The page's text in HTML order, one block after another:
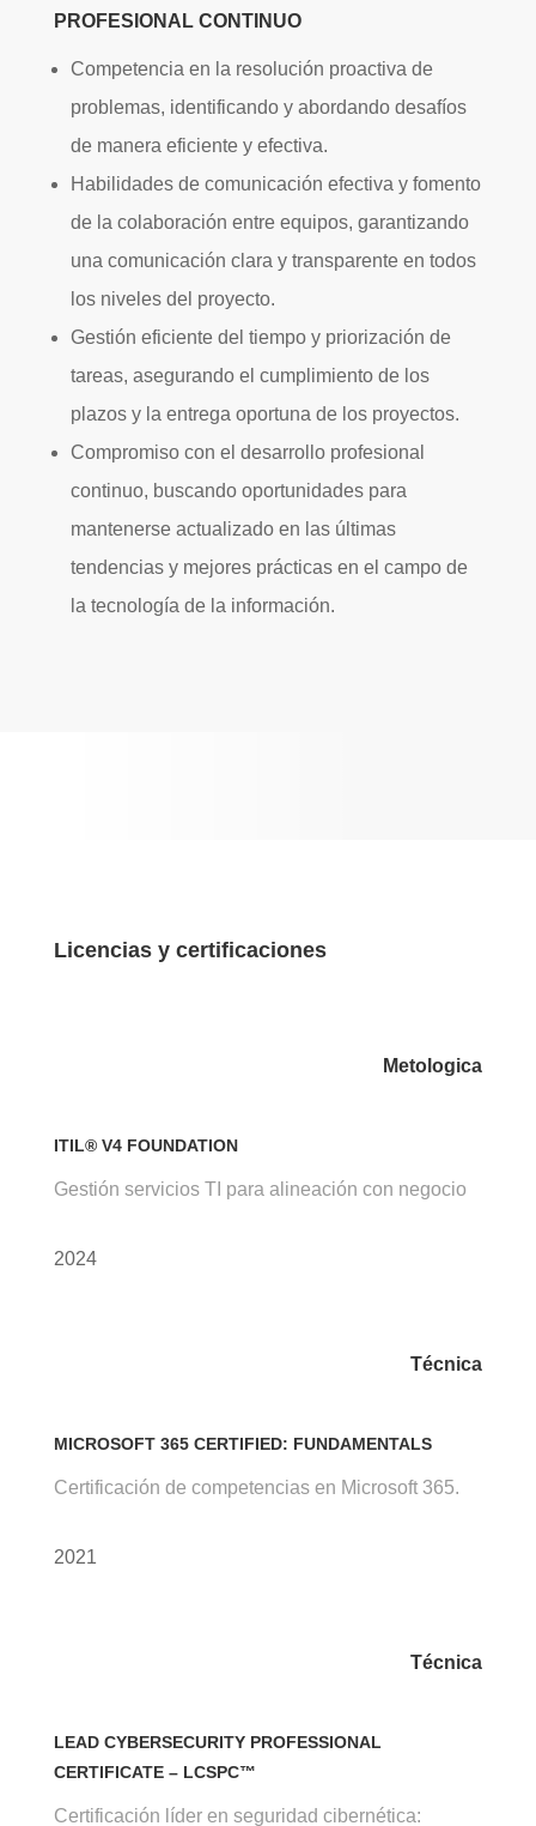
PROFESIONAL CONTINUO
Competencia en la resolución proactiva de
problemas, identificando y abordando desafíos
de manera eficiente y efectiva.
Habilidades de comunicación efectiva y fomento
de la colaboración entre equipos, garantizando
una comunicación clara y transparente en todos
los niveles del proyecto.
Gestión eficiente del tiempo y priorización de
tareas, asegurando el cumplimiento de los
plazos y la entrega oportuna de los proyectos.
Compromiso con el desarrollo profesional
continuo, buscando oportunidades para
mantenerse actualizado en las últimas
tendencias y mejores prácticas en el campo de
la tecnología de la información.
Licencias y certificaciones
Metologica
ITIL® V4 FOUNDATION
Gestión servicios TI para alineación con negocio
2024
Técnica
MICROSOFT 365 CERTIFIED: FUNDAMENTALS
Certificación de competencias en Microsoft 365.
2021
Técnica
LEAD CYBERSECURITY PROFESSIONAL
CERTIFICATE – LCSPC™
Certificación líder en seguridad cibernética: